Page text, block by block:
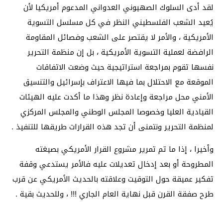
لقد أدى السلوك الصهيوني العدواني المدعوم أمريكيا لأن
يُعيد الشعب الفلسطيني النظر في كل مسلسل التسوية
الأمريكية ، والأمر لا يقتصر على الشعب وفصائل المقاومة
الرافضة لعملية التسوية الأمريكية ، بل إن منظمة التحرير
نفسها تقوم بمراجعة استراتيجية حيث وضعت الاتفاقات
الموقعة مع الاحتلال بما فيها الاعتراف بإسرائيل والتنسيق
الأمني محل مراجعة وإعادة نظر وهذا ما أكدت عليه الهيئات
القيادية العليا وخصوصا المجلس الوطني والمجلس المركزي
لمنظمة التحرير ونتمنى أن تجد هذه القرارات طريقها للتنفيذ .
وأخيرا ، إذا ما تم تمرير مشروع القرار الأمريكي بصيغته
المطروحة أو بعد إدخال تعديلات عليه فالأمر يستدعي وقفة
تفكير عميقة حول التوقيت وعلاقته بالحديث الأمريكي عن قرب
طرح صفقة القرن قبل نهاية العام الجاري !!! ، وللحديث بقية .